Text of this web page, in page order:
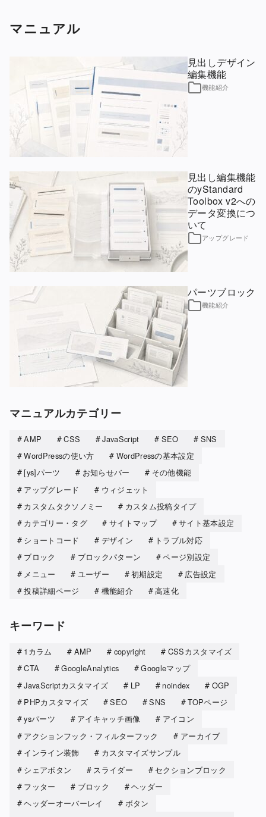
マニュアル
見出しデザイン
編集機能
機能紹介
見出し編集機能
のyStandard
Toolbox v2への
データ変換につ
いて
アップグレード
パーツブロック
機能紹介
マニュアルカテゴリー
AMP CSS JavaScript SEO
SNS
WordPressの使い方
WordPressの基本設定
[ys]パーツ
お知らせバー
その他機能
アップグレード
ウィジェット
カスタムタクソノミー
カスタム投稿タイプ
カテゴリー・タグ
サイトマップ
サイト基本設定
ショートコード
デザイン
トラブル対応
ブロック
ブロックパターン
ページ別設定
メニュー
ユーザー 初期設定
広告設定
投稿詳細ページ
機能紹介 高速化
キーワード
1カラム AMP copyright
CSSカスタマイズ
CTA
GoogleAnalytics
Googleマップ
JavaScriptカスタマイズ
LP noindex
OGP
PHPカスタマイズ
SEO SNS
TOPページ
ysパーツ
アイキャッチ画像
アイコン
アクションフック・フィルターフック
アーカイブ
インライン装飾
カスタマイズサンプル
シェアボタン
スライダー
セクションブロック
フッター
ブロック
ヘッダー
ヘッダーオーバーレイ
ボタン